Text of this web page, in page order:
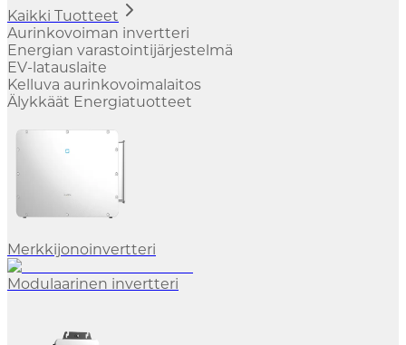
Kaikki Tuotteet
Aurinkovoiman invertteri
Energian varastointijärjestelmä
EV-latauslaite
Kelluva aurinkovoimalaitos
Älykkäät Energiatuotteet
Merkkijonoinvertteri
Modulaarinen invertteri